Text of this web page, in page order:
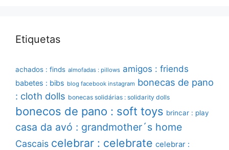
Etiquetas
achados : finds almofadas : pillows amigos : friends
babetes : bibs blog facebook instagram bonecas de pano
: cloth dolls bonecas solidárias : solidarity dolls
bonecos de pano : soft toys brincar : play
casa da avó : grandmother´s home
Cascais celebrar : celebrate celebrar :